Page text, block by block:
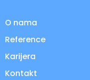
O nama
Reference
Karijera
Kontakt